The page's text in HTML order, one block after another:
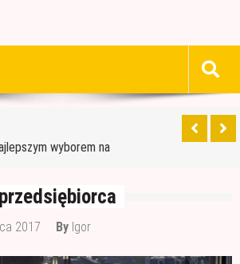
do ocieplenia
wyborem na
konstrukcyjne?
lepiej malować?
do ocieplenia
2017 By Igor